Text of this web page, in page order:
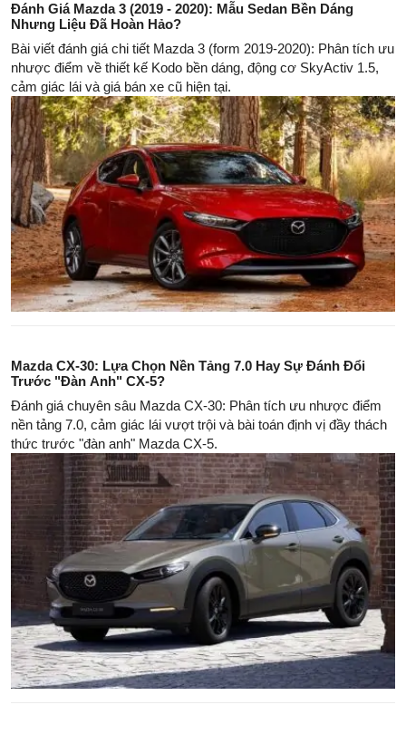
Đánh Giá Mazda 3 (2019 - 2020): Mẫu Sedan Bền Dáng
Nhưng Liệu Đã Hoàn Hảo?
Bài viết đánh giá chi tiết Mazda 3 (form 2019-2020): Phân tích ưu
nhược điểm về thiết kế Kodo bền dáng, động cơ SkyActiv 1.5,
cảm giác lái và giá bán xe cũ hiện tại.
Mazda CX-30: Lựa Chọn Nền Tảng 7.0 Hay Sự Đánh Đổi
Trước "Đàn Anh" CX-5?
Đánh giá chuyên sâu Mazda CX-30: Phân tích ưu nhược điểm
nền tảng 7.0, cảm giác lái vượt trội và bài toán định vị đầy thách
thức trước "đàn anh" Mazda CX-5.